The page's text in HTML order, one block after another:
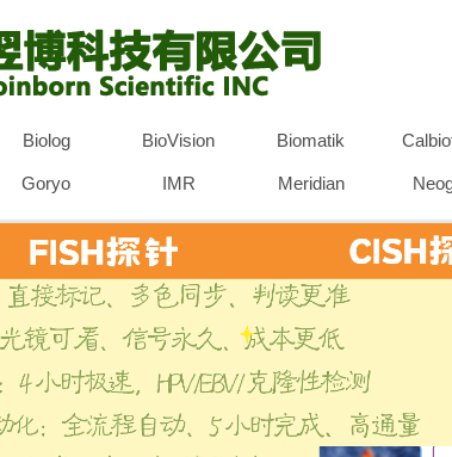
Biolog BioVision Biomatik
Goryo IMR Meridian